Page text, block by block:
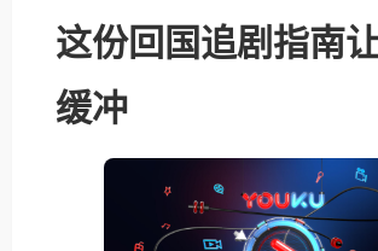
这份回国追剧指南
缓冲